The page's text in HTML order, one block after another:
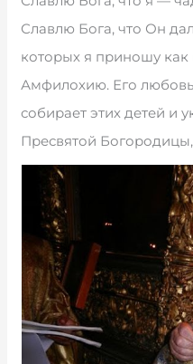
Славлю Бога, что Он
которых я приношу как
Амфилохию. Его
собирает этих детей и
Пресвятой